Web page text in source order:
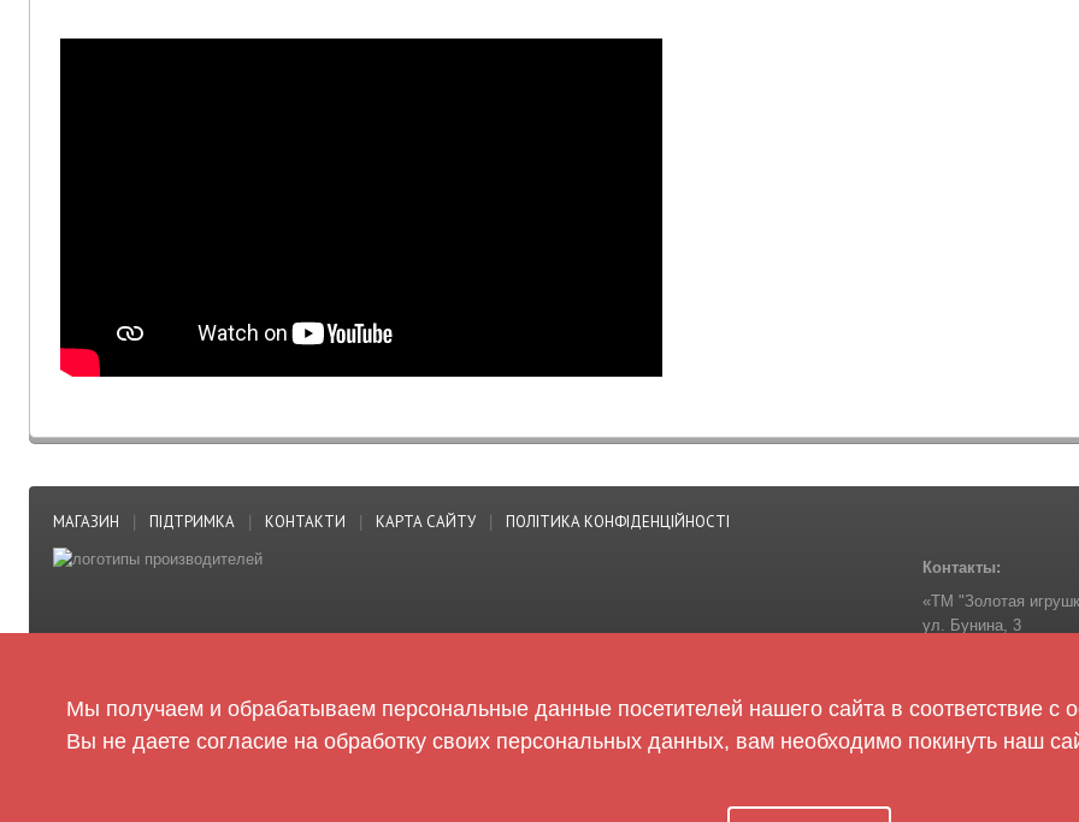
МАГАЗИН ПІДТРИМКА КОНТАКТИ КАРТА САЙТУ ПОЛІТИКА КОНФІДЕНЦІЙНОСТІ
Контакты:
«ТМ "Золотая
ул. Бунина, 3
Телефон: +38-050-
Мы получаем и обрабатываем персональные данные посетителей нашего сайта в соответствие с
Вы не даете согласие на обработку своих персональных данных, вам необходимо покинуть наш